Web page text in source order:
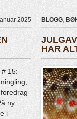
2025
# 15:
ny
i
BLOGG,
HAR